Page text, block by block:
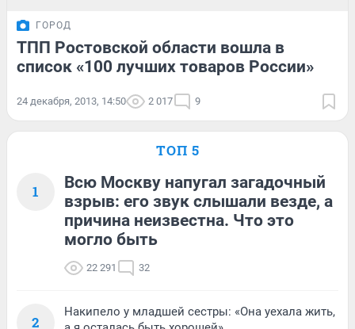
ГОРОД
ТПП Ростовской области вошла в
список «100 лучших товаров России»
24 декабря, 2013, 14:50 2 017 9
ТОП 5
1
Всю Москву напугал загадочный
взрыв: его звук слышали везде, а
причина неизвестна. Что это
могло быть
22 291 32
2
Накипело у младшей сестры: «Она уехала жить,